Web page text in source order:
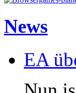
News
EA